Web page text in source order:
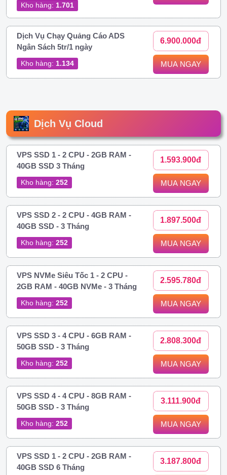
Kho hàng: 1.701
Dịch Vụ Chạy Quảng Cáo ADS
Ngân Sách 5tr/1 ngày
Kho hàng: 1.134
6.900.000đ
MUA NGAY
Dịch Vụ Cloud
VPS SSD 1 - 2 CPU - 2GB RAM -
40GB SSD 3 Tháng
Kho hàng: 252
1.593.900đ
MUA NGAY
VPS SSD 2 - 2 CPU - 4GB RAM -
40GB SSD - 3 Tháng
Kho hàng: 252
1.897.500đ
MUA NGAY
VPS NVMe Siêu Tốc 1 - 2 CPU -
2GB RAM - 40GB NVMe - 3 Tháng
Kho hàng: 252
2.595.780đ
MUA NGAY
VPS SSD 3 - 4 CPU - 6GB RAM -
50GB SSD - 3 Tháng
Kho hàng: 252
2.808.300đ
MUA NGAY
VPS SSD 4 - 4 CPU - 8GB RAM -
50GB SSD - 3 Tháng
Kho hàng: 252
3.111.900đ
MUA NGAY
VPS SSD 1 - 2 CPU - 2GB RAM -
40GB SSD 6 Tháng
3.187.800đ